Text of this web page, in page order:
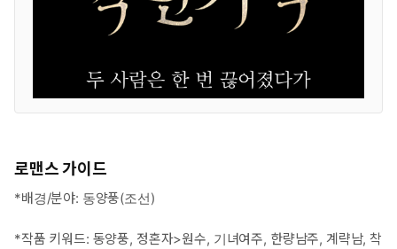
로맨스 가이드
*배경/분야: 동양풍(조선)
*작품 키워드: 동양풍, 정혼자>원수, 기녀여주, 한량남주, 계략남, 착